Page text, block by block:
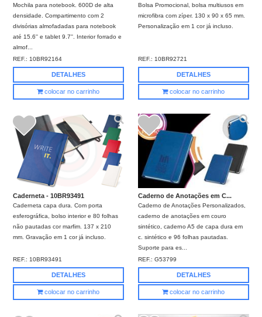
Mochila para notebook. 600D de alta
densidade. Compartimento com 2
divisórias almofadadas para notebook
até 15.6'' e tablet 9.7''. Interior forrado e
almof...
REF.: 10BR92164
DETALHES
colocar no carrinho
Bolsa Promocional, bolsa multiusos em
microfibra com zíper. 130 x 90 x 65 mm.
Personalização em 1 cor já incluso.
REF.: 10BR92721
DETALHES
colocar no carrinho
Caderneta - 10BR93491
Caderneta capa dura. Com porta
esferográfica, bolso interior e 80 folhas
não pautadas cor marfim. 137 x 210
mm. Gravação em 1 cor já incluso.
REF.: 10BR93491
DETALHES
colocar no carrinho
Caderno de Anotações em C...
Caderno de Anotações Personalizados,
caderno de anotações em couro
sintético, caderno A5 de capa dura em
c. sintético e 96 folhas pautadas.
Suporte para es...
REF.:G53799
DETALHES
colocar no carrinho